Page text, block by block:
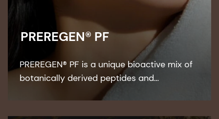
PREREGEN® PF
PREREGEN® PF is a unique bioactive mix of
botanically derived peptides and
biotechnologically produced oxido